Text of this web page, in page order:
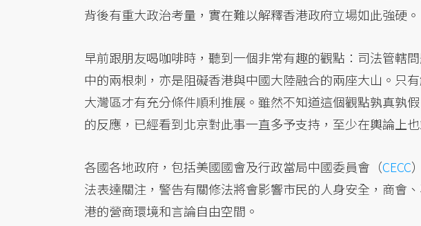
背後有重大政治考量，實在難以解釋香港政府立場如此強硬。
早前跟朋友喝咖啡時，聽到一個非常有趣的觀點：司法管轄
中的兩根刺，亦是阻礙香港與中國大陸融合的兩座大山。只
大灣區才有充分條件順利推展。雖然不知道這個觀點孰真孰
的反應，已經看到北京對此事一直多予支持，至少在輿論上
各國各地政府，包括美國國會及行政當局中國委員會（CECC
法表達關注，警告有關修法將會影響市民的人身安全，商會
港的營商環境和言論自由空間。